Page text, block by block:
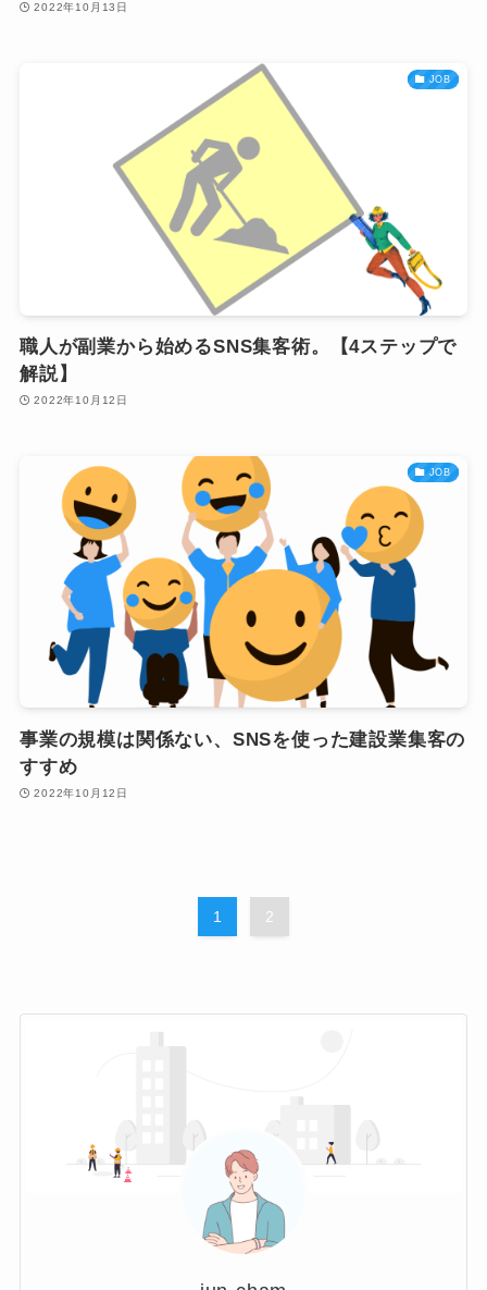
2022年10月13日
JOB
職人が副業から始めるSNS集客術。【4ステップで
解説】
2022年10月12日
JOB
事業の規模は関係ない、SNSを使った建設業集客の
すすめ
2022年10月12日
1 2